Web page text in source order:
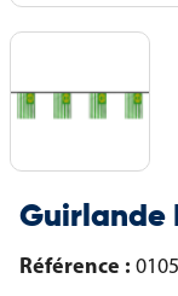
Guirlande
Référence :